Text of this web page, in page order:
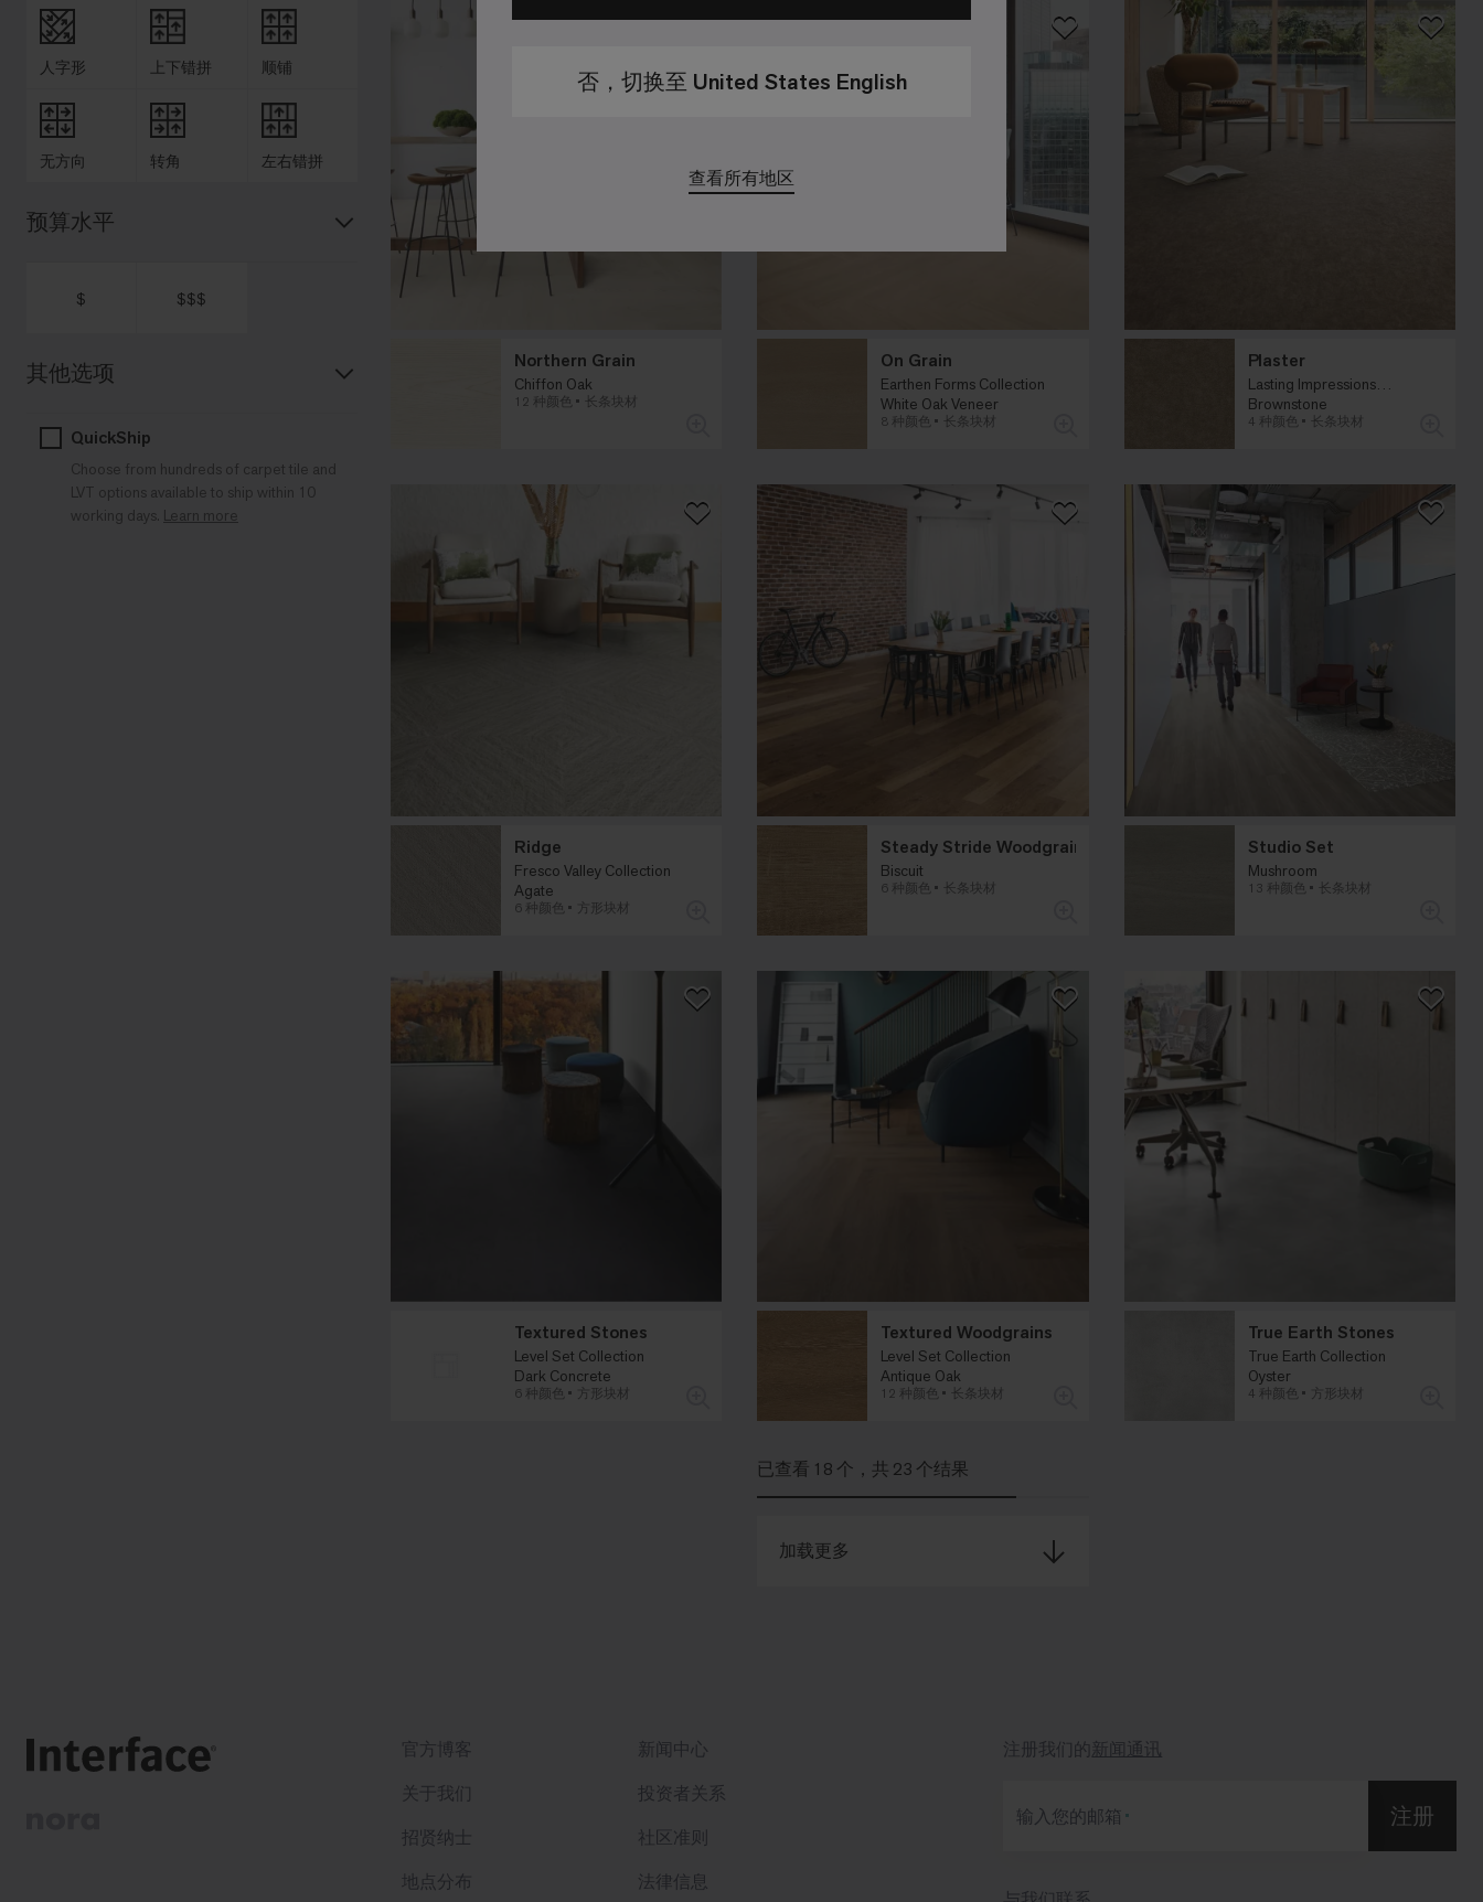
否，切换至 United States English
查看所有地区
人字形 上下错拼 顺铺
无方向 转角 左右错拼
预算水平
$ $$$
其他选项
QuickShip
Choose from hundreds of carpet tile and
LVT options available to ship within 10
working days. Learn more
Northern Grain
Chiffon Oak
12 种颜色 长条块材
On Grain
Earthen Forms Collection
White Oak Veneer
8 种颜色 长条块材
Plaster
Lasting Impressions
Collection
Brownstone
4 种颜色 长条块材
Ridge
Fresco Valley Collection
Agate
6 种颜色 方形块材
Steady Stride Woodgrains
Biscuit
6 种颜色 长条块材
Studio Set
Mushroom
13 种颜色 长条块材
Textured Stones
Level Set Collection
Dark Concrete
6 种颜色 方形块材
Textured Woodgrains
Level Set Collection
Antique Oak
12 种颜色 长条块材
True Earth Stones
True Earth Collection
Oyster
4 种颜色 方形块材
已查看 18 个，共 23 个结果
加载更多
官方博客
关于我们
招贤纳士
地点分布
新闻中心
投资者关系
社区准则
法律信息
注册我们的新闻通讯
输入您的邮箱 注册